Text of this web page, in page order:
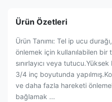
Ürün Özetleri
Ürün Tanımı: Tel ip ucu
önlemek için kullanılabilen
sınırlayıcı veya
3/4 inç boyutunda
ve daha fazla hareketi
bağlamak ...